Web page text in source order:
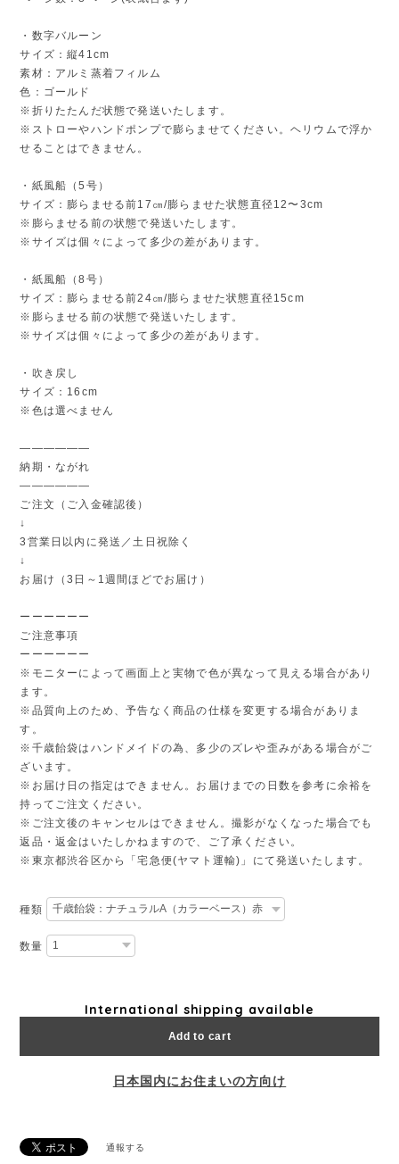
・数字バルーン
サイズ：縦41cm
素材：アルミ蒸着フィルム
色：ゴールド
※折りたたんだ状態で発送いたします。
※ストローやハンドポンプで膨らませてください。ヘリウムで浮か
せることはできません。
・紙風船（5号）
サイズ：膨らませる前17㎝/膨らませた状態直径12〜3cm
※膨らませる前の状態で発送いたします。
※サイズは個々によって多少の差があります。
・紙風船（8号）
サイズ：膨らませる前24㎝/膨らませた状態直径15cm
※膨らませる前の状態で発送いたします。
※サイズは個々によって多少の差があります。
・吹き戻し
サイズ：16cm
※色は選べません
――――――
納期・ながれ
――――――
ご注文（ご入金確認後）
↓
3営業日以内に発送／土日祝除く
↓
お届け（3日～1週間ほどでお届け）
ーーーーーー
ご注意事項
ーーーーーー
※モニターによって画面上と実物で色が異なって見える場合があり
ます。
※品質向上のため、予告なく商品の仕様を変更する場合がありま
す。
※千歳飴袋はハンドメイドの為、多少のズレや歪みがある場合がご
ざいます。
※お届け日の指定はできません。お届けまでの日数を参考に余裕を
持ってご注文ください。
※ご注文後のキャンセルはできません。撮影がなくなった場合でも
返品・返金はいたしかねますので、ご了承ください。
※東京都渋谷区から「宅急便(ヤマト運輸)」にて発送いたします。
種類
数量
International shipping available
Add to cart
日本国内にお住まいの方向け
通報する